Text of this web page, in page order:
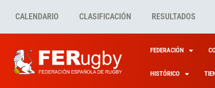
CALENDARIO CLASIFICACIÓN RESULTADOS
FEDERACIÓN
HISTÓRICO